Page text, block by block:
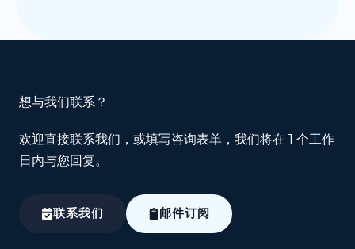
想与我们联系？
欢迎直接联系我们，或填写咨询表单，我们将在 1 个工作
日内与您回复。
联系我们 邮件订阅